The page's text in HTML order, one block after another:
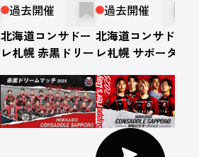
過去開催
北海道コンサドー
レ札幌 赤黒ドリー
記念オークション
過去開催
北海道コンサドー
レ札幌 サポーター
念 オークション